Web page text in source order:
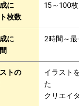
に
枚数
15～100枚
に
2時間～
トの
イラスト
た
クリエイ